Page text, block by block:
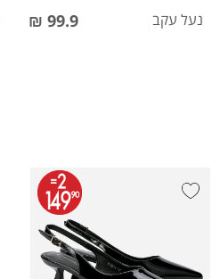
נעל עקב 99.9 ₪